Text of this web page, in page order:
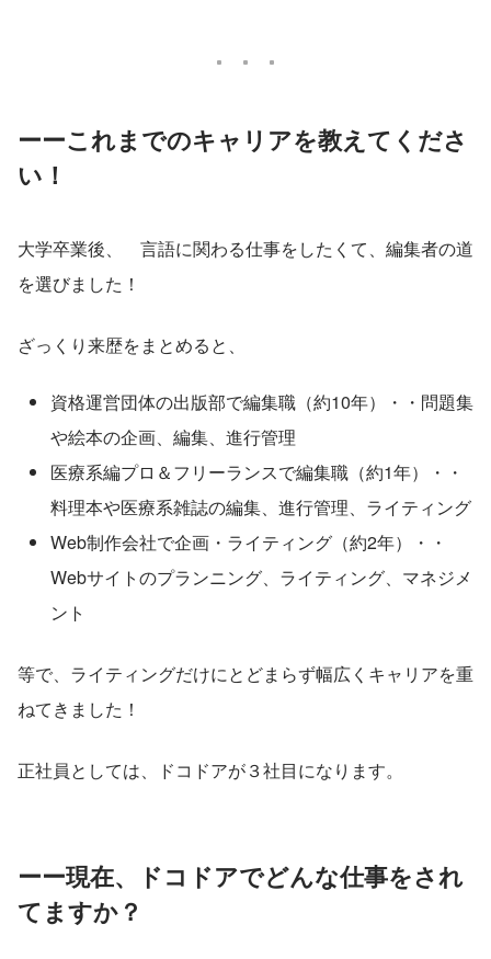
ーーこれまでのキャリアを教えてくださ
い！
大学卒業後、　言語に関わる仕事をしたくて、編集者の道
を選びました！
ざっくり来歴をまとめると、
資格運営団体の出版部で編集職（約10年）・・問題集
や絵本の企画、編集、進行管理
医療系編プロ＆フリーランスで編集職（約1年）・・
料理本や医療系雑誌の編集、進行管理、ライティング
Web制作会社で企画・ライティング（約2年）・・
Webサイトのプランニング、ライティング、マネジメ
ント
等で、ライティングだけにとどまらず幅広くキャリアを重
ねてきました！
正社員としては、ドコドアが３社目になります。
ーー現在、ドコドアでどんな仕事をされ
てますか？